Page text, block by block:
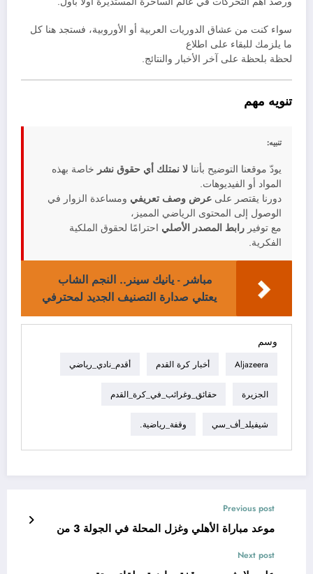
سواء كنت من عشاق الدوريات العربية أو الأوروبية، فستجد هنا كل
ما يلزمك للبقاء على اطلاع
لحظة بلحظة على آخر الأخبار والنتائج.
تنويه مهم
تنبيه:
يودّ موقعنا التوضيح بأننا لا نمتلك أي حقوق نشر خاصة بهذه
المواد أو الفيديوهات.
دورنا يقتصر على عرض وصف تعريفي ومساعدة الزوار في
الوصول إلى المحتوى الرياضي المميز،
مع توفير رابط المصدر الأصلي احترامًا لحقوق الملكية
الفكرية.
مباشر - يانيك سينر.. النجم الشاب
يعتلي صدارة التصنيف الجديد لمحترفي
وسم
Aljazeera أخبار كرة القدم أقدم_نادي_رياضي
الجزيرة حقائق_وغرائب_في_كرة_القدم
شيفيلد_أف_سي وقفة_رياضية.
Previous post
موعد مباراة الأهلي وغزل المحلة في الجولة 3 من
Next post